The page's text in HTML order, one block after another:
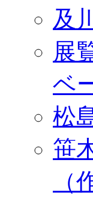
及
展
ベ
松
笹
（